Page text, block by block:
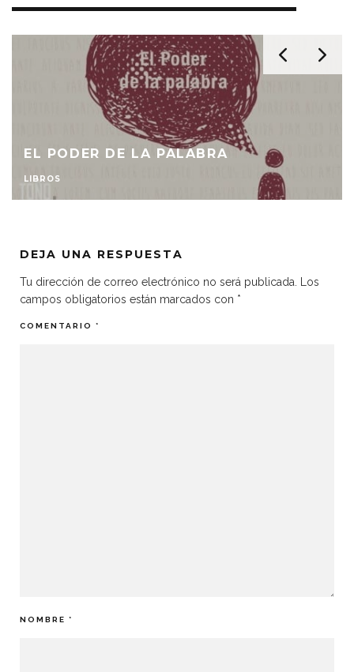
EL PODER DE LA PALABRA
LIBROS
DEJA UNA RESPUESTA
Tu dirección de correo electrónico no será publicada.
Los
campos obligatorios están marcados con *
COMENTARIO *
NOMBRE *